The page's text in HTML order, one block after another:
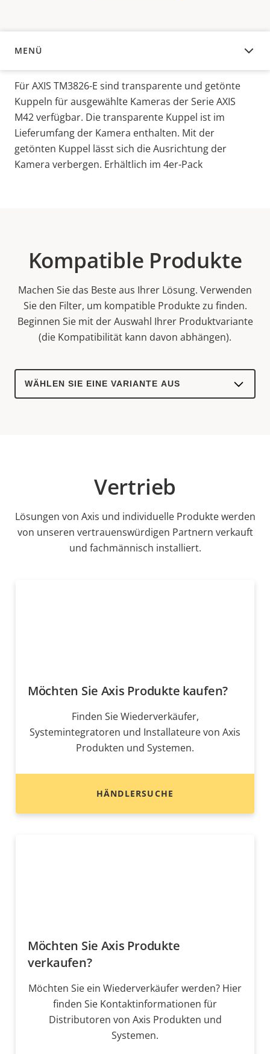
MENÜ
ÜBERSICHT
Für AXIS TM3826-E sind transparente und getönte
Kuppeln für ausgewählte Kameras der Serie AXIS
M42 verfügbar. Die transparente Kuppel ist im
Lieferumfang der Kamera enthalten. Mit der
getönten Kuppel lässt sich die Ausrichtung der
Kamera verbergen. Erhältlich im 4er-Pack
Kompatible Produkte
Machen Sie das Beste aus Ihrer Lösung. Verwenden
Sie den Filter, um kompatible Produkte zu finden.
Beginnen Sie mit der Auswahl Ihrer Produktvariante
(die Kompatibilität kann davon abhängen).
Select
product
Vertrieb
Lösungen von Axis und individuelle Produkte werden
von unseren vertrauenswürdigen Partnern verkauft
und fachmännisch installiert.
Möchten Sie Axis Produkte kaufen?
Finden Sie Wiederverkäufer,
Systemintegratoren und Installateure von Axis
Produkten und Systemen.
HÄNDLERSUCHE
Möchten Sie Axis Produkte
verkaufen?
Möchten Sie ein Wiederverkäufer werden? Hier
finden Sie Kontaktinformationen für
Distributoren von Axis Produkten und
Systemen.